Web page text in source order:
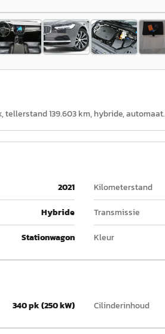
tellerstand 139.603 km, hybride, automaat.
2021 Kilometerstand
Hybride Transmissie
Stationwagon Kleur
340 pk (250 kW) Cilinderinhoud